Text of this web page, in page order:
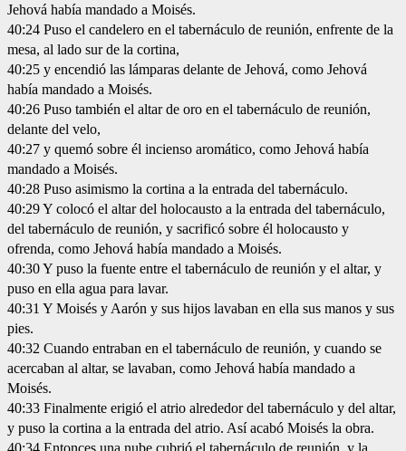
Jehová había mandado a Moisés.
40:24 Puso el candelero en el tabernáculo de reunión, enfrente de la
mesa, al lado sur de la cortina,
40:25 y encendió las lámparas delante de Jehová, como Jehová
había mandado a Moisés.
40:26 Puso también el altar de oro en el tabernáculo de reunión,
delante del velo,
40:27 y quemó sobre él incienso aromático, como Jehová había
mandado a Moisés.
40:28 Puso asimismo la cortina a la entrada del tabernáculo.
40:29 Y colocó el altar del holocausto a la entrada del tabernáculo,
del tabernáculo de reunión, y sacrificó sobre él holocausto y
ofrenda, como Jehová había mandado a Moisés.
40:30 Y puso la fuente entre el tabernáculo de reunión y el altar, y
puso en ella agua para lavar.
40:31 Y Moisés y Aarón y sus hijos lavaban en ella sus manos y sus
pies.
40:32 Cuando entraban en el tabernáculo de reunión, y cuando se
acercaban al altar, se lavaban, como Jehová había mandado a
Moisés.
40:33 Finalmente erigió el atrio alrededor del tabernáculo y del altar,
y puso la cortina a la entrada del atrio. Así acabó Moisés la obra.
40:34 Entonces una nube cubrió el tabernáculo de reunión, y la